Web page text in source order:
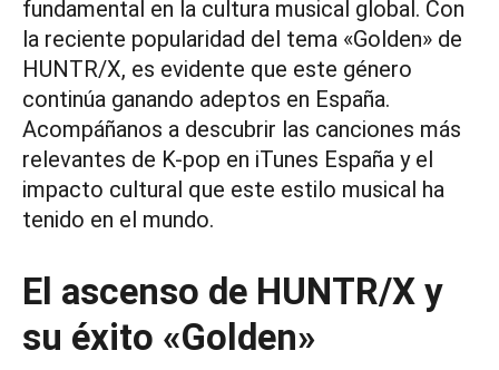
fundamental en la cultura musical global. Con
la reciente popularidad del tema «Golden» de
HUNTR/X, es evidente que este género
continúa ganando adeptos en España.
Acompáñanos a descubrir las canciones más
relevantes de K-pop en iTunes España y el
impacto cultural que este estilo musical ha
tenido en el mundo.
El ascenso de HUNTR/X y
su éxito «Golden»